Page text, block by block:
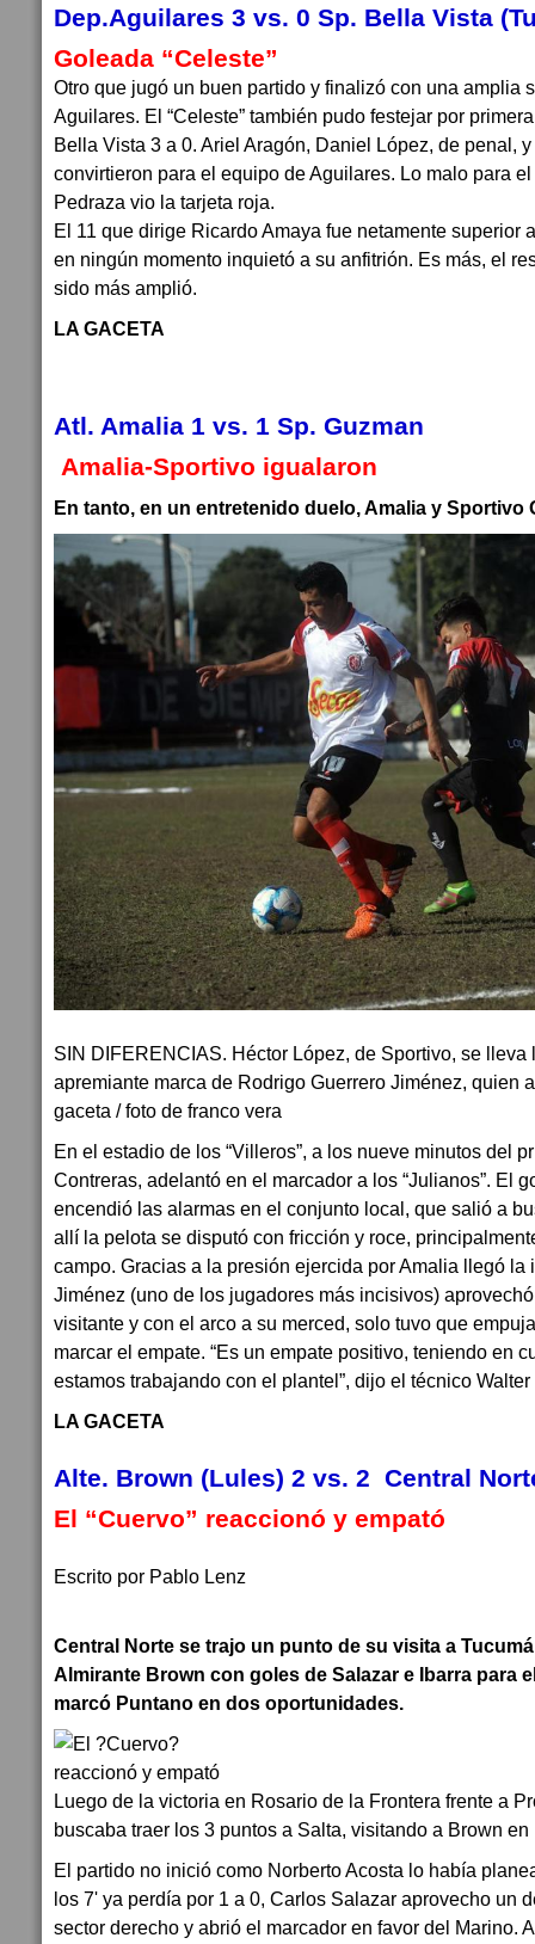
Dep.Aguilares 3 vs. 0 Sp. Bella Vista
Goleada “Celeste”
Otro que jugó un buen partido y finalizó con una amplia
Aguilares. El “Celeste” también pudo festejar por
Bella Vista 3 a 0. Ariel Aragón, Daniel López, de penal,
convirtieron para el equipo de Aguilares. Lo malo para
Pedraza vio la tarjeta roja.
El 11 que dirige Ricardo Amaya fue netamente superior
en ningún momento inquietó a su anfitrión. Es más, el
sido más amplió.
LA GACETA
Atl. Amalia 1 vs. 1 Sp. Guzman
Amalia-Sportivo igualaron
En tanto, en un entretenido duelo, Amalia y Sportivo
SIN DIFERENCIAS. Héctor López, de Sportivo, se
apremiante marca de Rodrigo Guerrero Jiménez, quien
gaceta / foto de franco vera
En el estadio de los “Villeros”, a los nueve minutos del
Contreras, adelantó en el marcador a los “Julianos”. El
encendió las alarmas en el conjunto local, que salió a
allí la pelota se disputó con fricción y roce,
campo. Gracias a la presión ejercida por Amalia llegó la
Jiménez (uno de los jugadores más incisivos)
visitante y con el arco a su merced, solo tuvo que
marcar el empate. “Es un empate positivo, teniendo en
estamos trabajando con el plantel”, dijo el técnico
LA GACETA
Alte. Brown (Lules) 2 vs. 2 Central
El “Cuervo” reaccionó y empató
Escrito por Pablo Lenz
Central Norte se trajo un punto de su visita a
Almirante Brown con goles de Salazar e Ibarra para
marcó Puntano en dos oportunidades.
Luego de la victoria en Rosario de la Frontera frente a
buscaba traer los 3 puntos a Salta, visitando a Brown en
El partido no inició como Norberto Acosta lo había
los 7' ya perdía por 1 a 0, Carlos Salazar aprovecho un
sector derecho y abrió el marcador en favor del Marino.